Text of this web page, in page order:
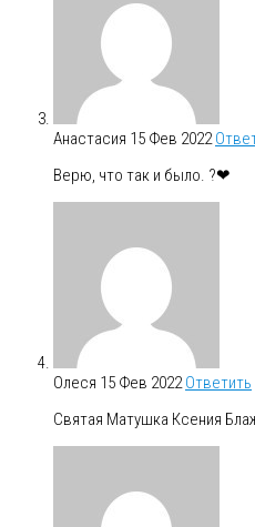
Анастасия 15 Фев 2022
Верю, что так и было. ?❤
Олеся 15 Фев 2022 Ответить
Святая Матушка Ксения